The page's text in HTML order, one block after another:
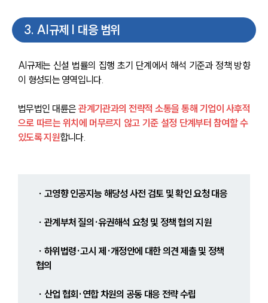
3. AI규제 | 대응 범위
AI규제는 신설 법률의 집행 초기 단계에서 해석 기준과 정책 방향
이 형성되는 영역입니다.
법무법인 대륜은 관계기관과의 전략적 소통을 통해 기업이 사후적
으로 따르는 위치에 머무르지 않고 기준 설정 단계부터 참여할 수
있도록 지원합니다.
∙ 고영향 인공지능 해당성 사전 검토 및 확인 요청 대응
∙ 관계부처 질의·유권해석 요청 및 정책 협의 지원
협의
∙ 산업 협회·연합 차원의 공동 대응 전략 수립